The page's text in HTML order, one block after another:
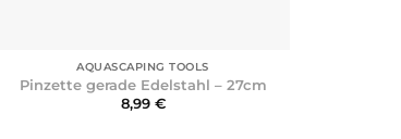
AQUASCAPING TOOLS
Pinzette gerade Edelstahl – 27cm
8,99 €